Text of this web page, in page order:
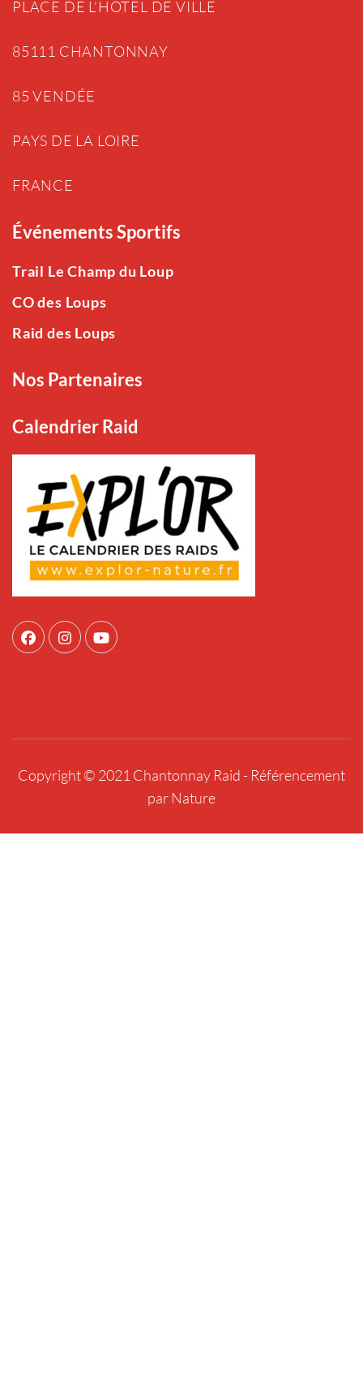
PLACE DE L’HOTEL DE VILLE
85111 CHANTONNAY
85 VENDÉE
PAYS DE LA LOIRE
FRANCE
Événements Sportifs
Trail Le Champ du Loup
CO des Loups
Raid des Loups
Nos Partenaires
Calendrier Raid
Copyright © 2021 Chantonnay Raid - Référencement
par Nature